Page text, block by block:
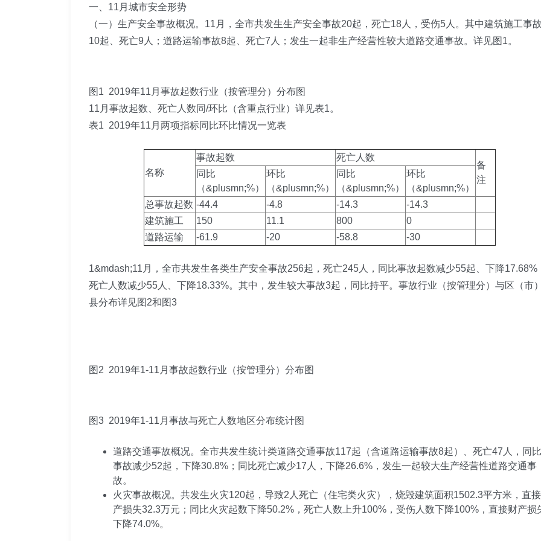
一、11月城市安全形势
（一）生产安全事故概况。11月，全市共发生生产安全事故20起，死亡18人，受伤5人。其中建筑施工事故
10起、死亡9人；道路运输事故8起、死亡7人；发生一起非生产经营性较大道路交通事故。详见图1。
图1 2019年11月事故起数行业（按管理分）分布图
11月事故起数、死亡人数同/环比（含重点行业）详见表1。
表1 2019年11月两项指标同比环比情况一览表
名称
事故起数 死亡人数
备
注
同比
（&plusmn;%）
环比
（&plusmn;%）
同比
（&plusmn;%）
环比
（&plusmn;%）
总事故起数 -44.4 -4.8 -14.3
-14.3
建筑施工
150 11.1 800
0
道路运输
-61.9 -20 -58.8 -30
1&mdash;11月，全市共发生各类生产安全事故256起，死亡245人，同比事故起数减少55起、下降17.68%
死亡人数减少55人、下降18.33%。其中，发生较大事故3起，同比持平。事故行业（按管理分）与区（市）
县分布详见图2和图3
图2 2019年1-11月事故起数行业（按管理分）分布图
图3 2019年1-11月事故与死亡人数地区分布统计图
道路交通事故概况。全市共发生统计类道路交通事故117起（含道路运输事故8起）、死亡47人，同比
事故减少52起，下降30.8%；同比死亡减少17人，下降26.6%，发生一起较大生产经营性道路交通事
故。
火灾事故概况。共发生火灾120起，导致2人死亡（住宅类火灾），烧毁建筑面积1502.3平方米，直
产损失32.3万元；同比火灾起数下降50.2%，死亡人数上升100%，受伤人数下降100%，直接财产损
下降74.0%。